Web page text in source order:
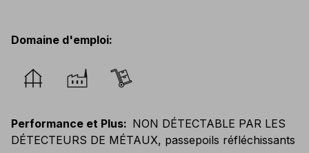
Domaine d'emploi:
Performance et Plus: NON DÉTECTABLE PAR LES
DÉTECTEURS DE MÉTAUX, passepoils réfléchissants